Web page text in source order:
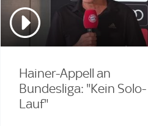
Hainer-Appell an
Bundesliga: "Kein Solo-
Lauf"